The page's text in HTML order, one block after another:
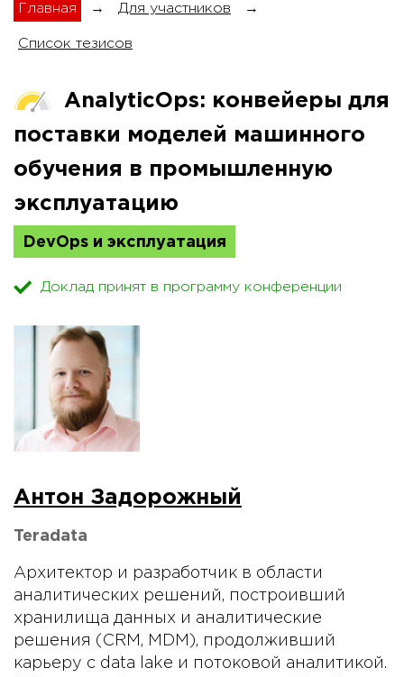
Главная → Для участников →
Список тезисов
AnalyticOps: конвейеры для
поставки моделей машинного
обучения в промышленную
эксплуатацию
DevOps и эксплуатация
Доклад принят в программу конференции
Антон Задорожный
Teradata
Архитектор и разработчик в области
аналитических решений, построивший
хранилища данных и аналитические
решения (CRM, MDM), продолживший
карьеру с data lake и потоковой аналитикой.